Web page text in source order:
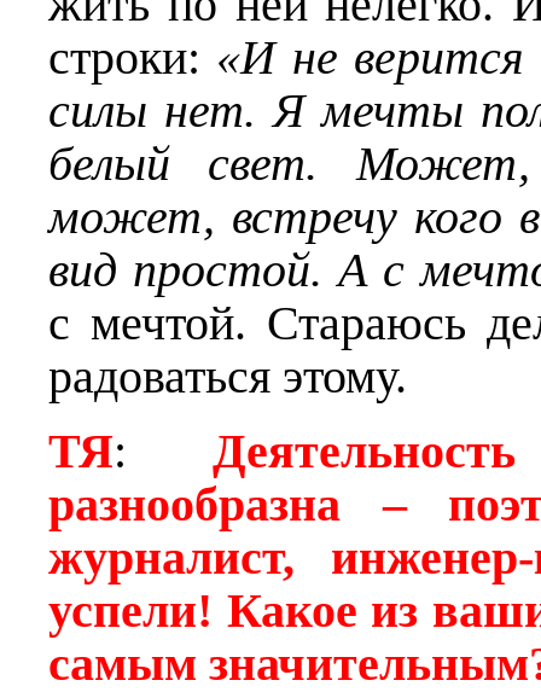
строки: «И не
силы нет. Я мечты
белый свет.
может, встречу кого
вид простой. А с
с мечтой. Стараюсь
радоваться этому.
ТЯ:
разнообразна –
журналист,
успели! Какое из
самым